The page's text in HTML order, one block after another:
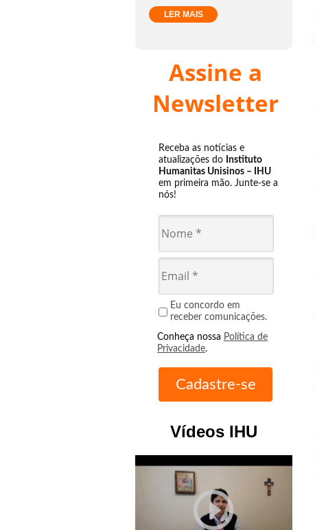
LER MAIS
Assine a
Newsletter
Receba as notícias e
atualizações do Instituto
Humanitas Unisinos – IHU
em primeira mão. Junte-se a
nós!
Eu concordo em
receber comunicações.
Conheça nossa Política de
Privacidade.
Vídeos IHU
play_circle_outline